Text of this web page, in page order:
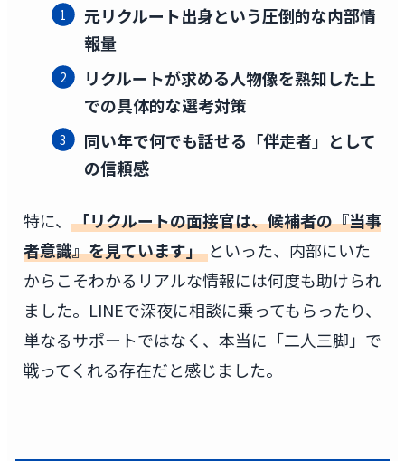
元リクルート出身という圧倒的な内部情
報量
リクルートが求める人物像を熟知した上
での具体的な選考対策
同い年で何でも話せる「伴走者」として
の信頼感
特に、 「リクルートの面接官は、候補者の『当事
者意識』を見ています」 といった、内部にいた
からこそわかるリアルな情報には何度も助けられ
ました。LINEで深夜に相談に乗ってもらったり、
単なるサポートではなく、本当に「二人三脚」で
戦ってくれる存在だと感じました。